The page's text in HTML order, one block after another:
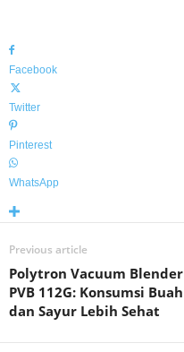
Facebook
Twitter
Pinterest
WhatsApp
Previous article
Polytron Vacuum Blender
PVB 112G: Konsumsi Buah
dan Sayur Lebih Sehat